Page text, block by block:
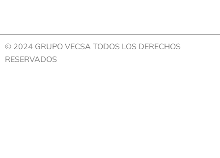
© 2024 GRUPO VECSA TODOS LOS DERECHOS
RESERVADOS